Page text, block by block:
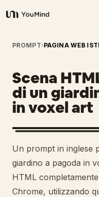
YouMind
Panoramica
Casi d'uso
Abilità
Prompt
Prezzi
PROMPT›PAGINA WEB
Scena
di un
in voxel art
Un prompt in inglese
giardino a pagoda in
HTML
Chrome, utilizzando